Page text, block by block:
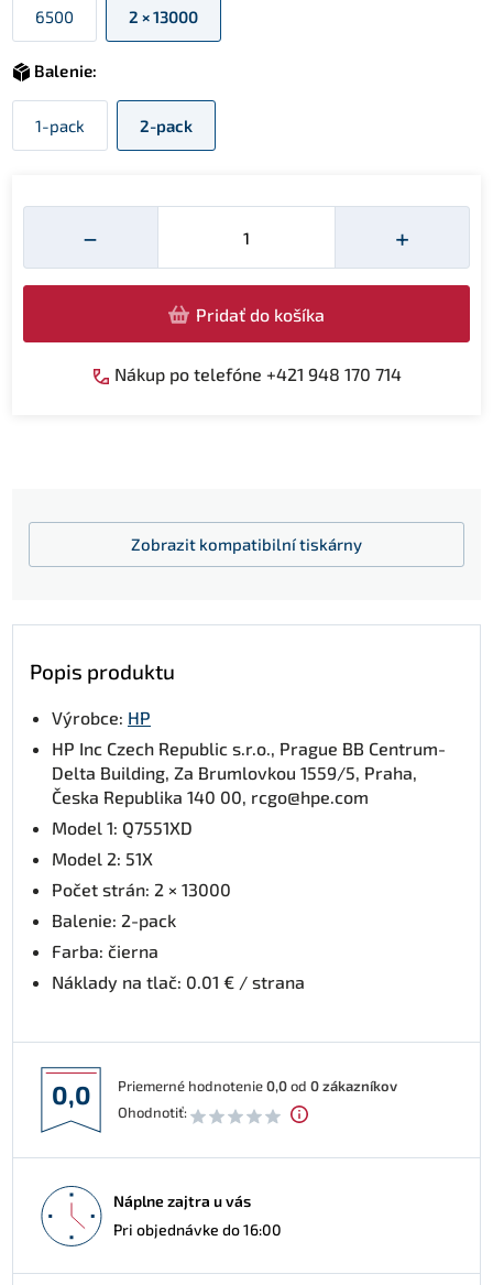
6500 2 × 13000
Balenie:
1-pack 2-pack
−
Množství
+
Pridať do košíka
Nákup po telefóne +421 948 170 714
Zobrazit kompatibilní tiskárny
Popis produktu
Výrobce: HP
HP Inc Czech Republic s.r.o., Prague BB Centrum-
Delta Building, Za Brumlovkou 1559/5, Praha,
Česka Republika 140 00, rcgo@hpe.com
Model 1: Q7551XD
Model 2: 51X
Počet strán: 2 × 13000
Balenie: 2-pack
Farba: čierna
Náklady na tlač: 0.01 € / strana
0,0 Priemerné hodnotenie0,0od 0zákazníkov
Ohodnotiť:
Náplne zajtra u vás
Pri objednávke do 16:00